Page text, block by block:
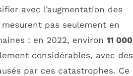
avec l’augmentation des
pas seulement en
: en 2022, environ 11 000
considérables, avec des
par ces catastrophes. Ce